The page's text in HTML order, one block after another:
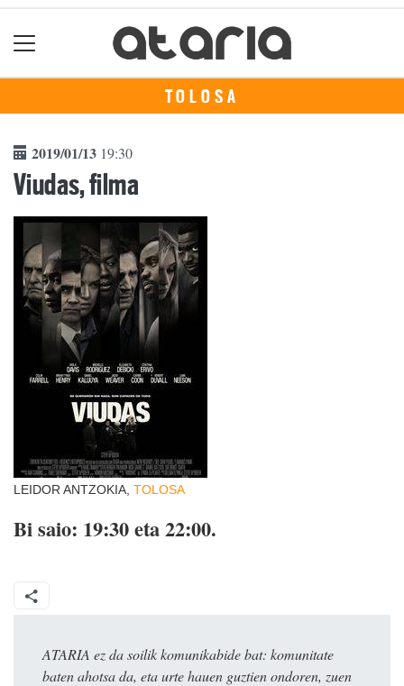
TOLOSA
2019/01/13 19:30
Viudas, filma
LEIDOR ANTZOKIA, TOLOSA
Bi saio: 19:30 eta 22:00.
ATARIA ez da soilik komunikabide bat: komunitate
baten ahotsa da, eta urte hauen guztien ondoren, zuen